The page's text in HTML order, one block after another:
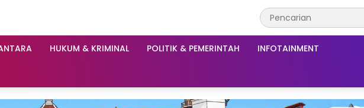
HUKUM & KRIMINAL POLITIK & PEMERINTAH INFOTAINMENT